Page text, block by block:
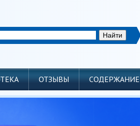
ОТЗЫВЫ СОДЕРЖАНИЕ